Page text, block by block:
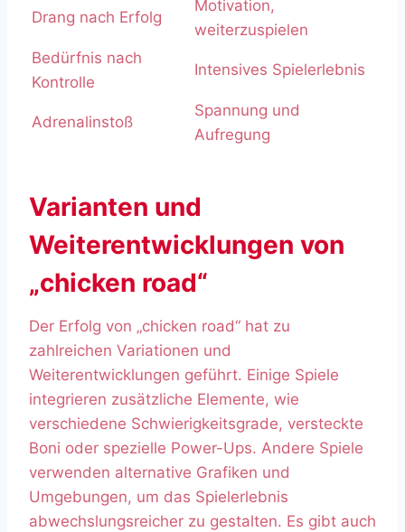
Drang nach Erfolg
Motivation,
weiterzuspielen
Bedürfnis nach
Kontrolle
Intensives Spielerlebnis
Adrenalinstoß
Spannung und
Aufregung
Varianten und
Weiterentwicklungen von
„chicken road“
Der Erfolg von „chicken road“ hat zu
zahlreichen Variationen und
Weiterentwicklungen geführt. Einige Spiele
integrieren zusätzliche Elemente, wie
verschiedene Schwierigkeitsgrade, versteckte
Boni oder spezielle Power-Ups. Andere Spiele
verwenden alternative Grafiken und
Umgebungen, um das Spielerlebnis
abwechslungsreicher zu gestalten. Es gibt auch